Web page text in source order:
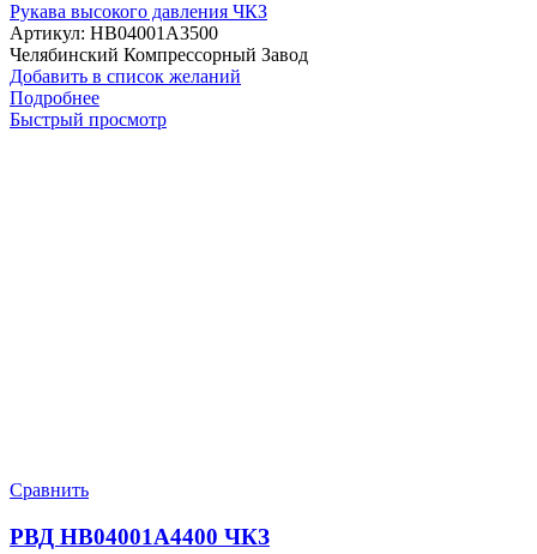
Рукава высокого давления ЧКЗ
Артикул: HB04001A3500
Челябинский Компрессорный Завод
Добавить в список желаний
Подробнее
Быстрый просмотр
Сравнить
РВД HB04001A4400 ЧКЗ